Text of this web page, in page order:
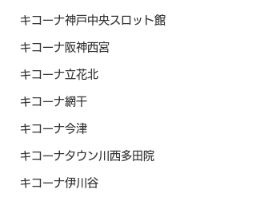
キコーナ神戸中央スロット館
キコーナ阪神西宮
キコーナ立花北
キコーナ網干
キコーナ今津
キコーナタウン川西多田院
キコーナ伊川谷